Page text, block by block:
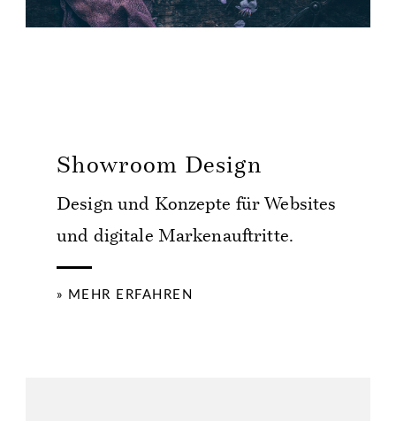
Showroom Design
Design und Konzepte für Websites
und digitale Markenauftritte.
» MEHR ERFAHREN